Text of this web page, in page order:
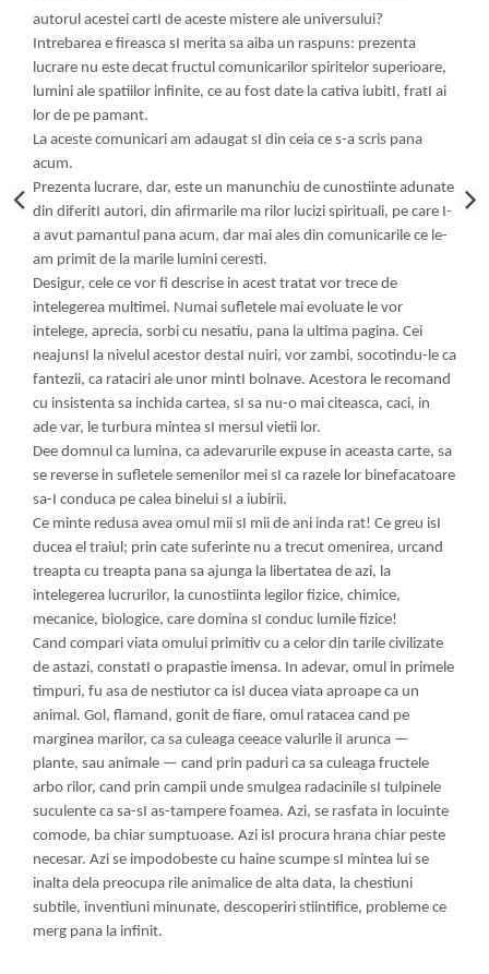
autorul acestei cartI de aceste mistere ale universului?
Intrebarea e fireasca sI merita sa aiba un raspuns: prezenta
lucrare nu este decat fructul comunicarilor spiritelor superioare,
lumini ale spatiilor infinite, ce au fost date la cativa iubitI, fratI ai
lor de pe pamant.
La aceste comunicari am adaugat sI din ceia ce s-a scris pana
acum.
Prezenta lucrare, dar, este un manunchiu de cunostiinte adunate
din diferitI autori, din afirmarile ma rilor lucizi spirituali, pe care I-
a avut pamantul pana acum, dar mai ales din comunicarile ce le-
am primit de la marile lumini ceresti.
Desigur, cele ce vor fi descrise in acest tratat vor trece de
intelegerea multimei. Numai sufletele mai evoluate le vor
intelege, aprecia, sorbi cu nesatiu, pana la ultima pagina. Cei
neajunsI la nivelul acestor destaI nuiri, vor zambi, socotindu-le ca
fantezii, ca rataciri ale unor mintI bolnave. Acestora le recomand
cu insistenta sa inchida cartea, sI sa nu-o mai citeasca, caci, in
ade var, le turbura mintea sI mersul vietii lor.
Dee domnul ca lumina, ca adevarurile expuse in aceasta carte, sa
se reverse in sufletele semenilor mei sI ca razele lor binefacatoare
sa-I conduca pe calea binelui sI a iubirii.
Ce minte redusa avea omul mii sI mii de ani inda rat! Ce greu isI
ducea el traiul; prin cate suferinte nu a trecut omenirea, urcand
treapta cu treapta pana sa ajunga la libertatea de azi, la
intelegerea lucrurilor, la cunostiinta legilor fizice, chimice,
mecanice, biologice, care domina sI conduc lumile fizice!
Cand compari viata omului primitiv cu a celor din tarile civilizate
de astazi, constatI o prapastie imensa. In adevar, omul in primele
timpuri, fu asa de nestiutor ca isI ducea viata aproape ca un
animal. Gol, flamand, gonit de fiare, omul ratacea cand pe
marginea marilor, ca sa culeaga ceeace valurile iI arunca —
plante, sau animale — cand prin paduri ca sa culeaga fructele
arbo rilor, cand prin campii unde smulgea radacinile sI tulpinele
suculente ca sa-sI as-tampere foamea. Azi, se rasfata in locuinte
comode, ba chiar sumptuoase. Azi isI procura hrana chiar peste
necesar. Azi se impodobeste cu haine scumpe sI mintea lui se
inalta dela preocupa rile animalice de alta data, la chestiuni
subtile, inventiuni minunate, descoperiri stiintifice, probleme ce
merg pana la infinit.